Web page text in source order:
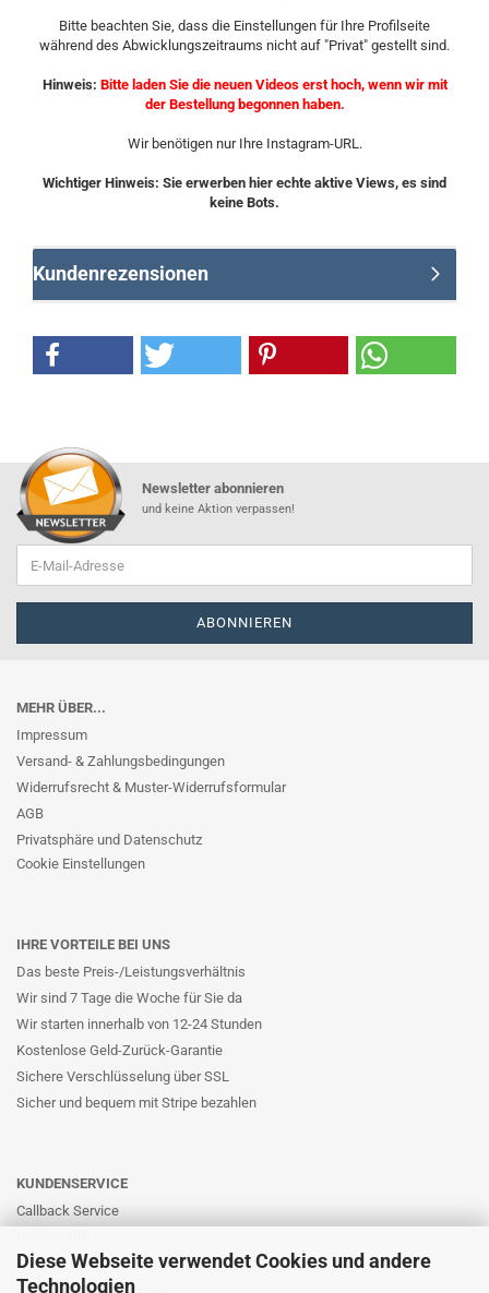
Diese Webseite verwendet Cookies und andere
Technologien
Bitte beachten Sie, dass die Einstellungen für Ihre Profilseite
während des Abwicklungszeitraums nicht auf "Privat" gestellt sind.
Hinweis: Bitte laden Sie die neuen Videos erst hoch, wenn wir mit
der Bestellung begonnen haben.
Wir benötigen nur Ihre Instagram-URL.
Wichtiger Hinweis: Sie erwerben hier echte aktive Views, es sind
keine Bots.
Kundenrezensionen
Newsletter abonnieren
und keine Aktion verpassen!
MEHR ÜBER...
Impressum
Versand- & Zahlungsbedingungen
Widerrufsrecht & Muster-Widerrufsformular
AGB
Privatsphäre und Datenschutz
Cookie Einstellungen
IHRE VORTEILE BEI UNS
Das beste Preis-/Leistungsverhältnis
Wir sind 7 Tage die Woche für Sie da
Wir starten innerhalb von 12-24 Stunden
Kostenlose Geld-Zurück-Garantie
Sichere Verschlüsselung über SSL
Sicher und bequem mit Stripe bezahlen
KUNDENSERVICE
Callback Service
Kontaktformular
E-Mail: info@likernow.de